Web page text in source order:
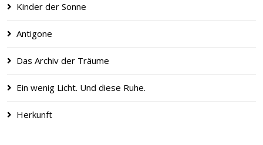
Kinder der Sonne
Antigone
Das Archiv der Träume
Ein wenig Licht. Und diese Ruhe.
Herkunft